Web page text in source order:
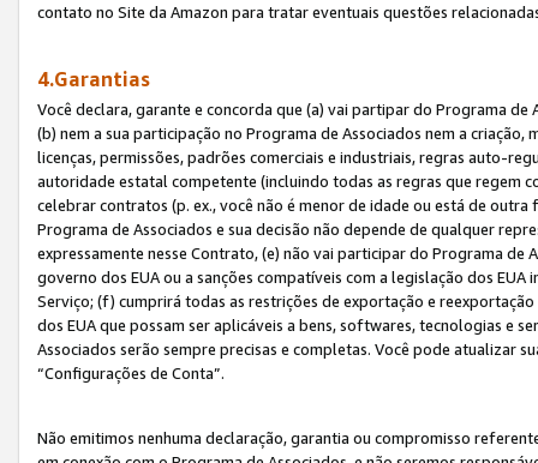
contato no Site da Amazon para tratar eventuais questões
4.Garantias
Você declara, garante e concorda que (a) vai partipar do Programa
(b) nem a sua participação no Programa de Associados nem a
licenças, permissões, padrões comerciais e industriais, regras auto-
autoridade estatal competente (incluindo todas as regras que regem
celebrar contratos (p. ex., você não é menor de idade ou está de
Programa de Associados e sua decisão não depende de qualquer
expressamente nesse Contrato, (e) não vai participar do Programa
governo dos EUA ou a sanções compatíveis com a legislação dos
Serviço; (f) cumprirá todas as restrições de exportação e
dos EUA que possam ser aplicáveis a bens, softwares, tecnologias e
Associados serão sempre precisas e completas. Você pode atualizar
“Configurações de Conta”.
Não emitimos nenhuma declaração, garantia ou compromisso